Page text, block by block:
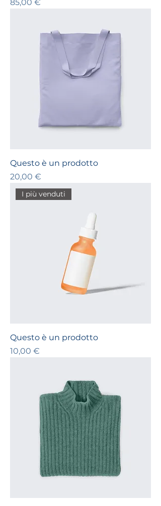
85,00 €
Questo è un prodotto
Prezzo
20,00 €
I più venduti
Questo è un prodotto
Prezzo
10,00 €